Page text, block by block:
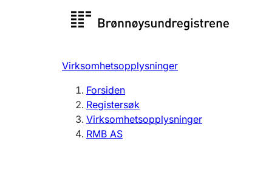
Registersøk
Registrere, endre, slette
Virksomhetsopplysninger
Forsiden
Registersøk
Virksomhetsopplysninger
RMB AS